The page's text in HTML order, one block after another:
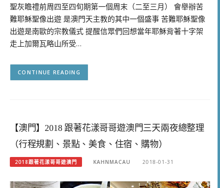
聖灰瞻禮前周四至四旬期第一個周末（二至三月） 會舉辦苦
難耶穌聖像出遊 是澳門天主教的其中一個盛事 苦難耶穌聖像
出遊是南歐的宗教儀式 提醒信眾們回想當年耶穌背著十字架
走上加爾瓦略山所受…
CONTINUE READING
【澳門】2018 跟著花漾哥哥遊澳門三天兩夜總整理
（行程規劃、景點、美食、住宿、購物）
2018跟著花漾哥哥遊澳門 KAHNMACAU 2018-01-31